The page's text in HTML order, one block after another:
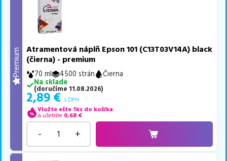
Premium
Atramentová náplň Epson 101 (C13T03V14A) black
(čierna) - premium
70 ml 4500 strán
Čierna
Na sklade
(doručíme 11.08.2026)
2,89 € s DPH
Vložte ešte 1ks do košíka
a ušetríte 0,68 €
- +